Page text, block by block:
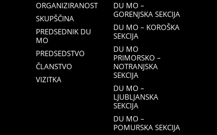
ORGANIZIRANOST
SKUPŠČINA
PREDSEDNIK DU
MO
PREDSEDSTVO
ČLANSTVO
VIZITKA
DU MO –
GORENJSKA SEKCIJA
DU MO – KOROŠKA
SEKCIJA
DU MO
PRIMORSKO –
NOTRANJSKA
SEKCIJA
DU MO –
LJUBLJANSKA
SEKCIJA
DU MO –
POMURSKA SEKCIJA